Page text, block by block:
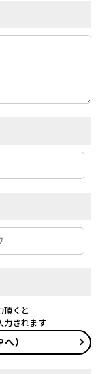
頂くと
力されます
）